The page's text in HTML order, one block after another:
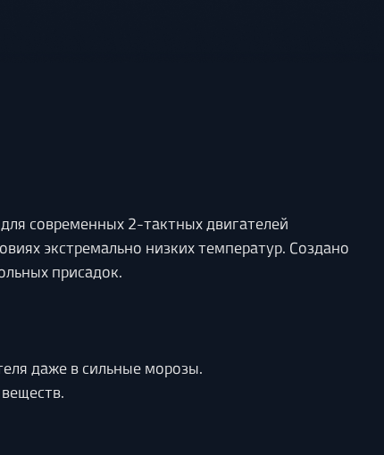
современных 2-тактных двигателей
экстремально низких температур. Создано
присадок.
даже в сильные морозы.